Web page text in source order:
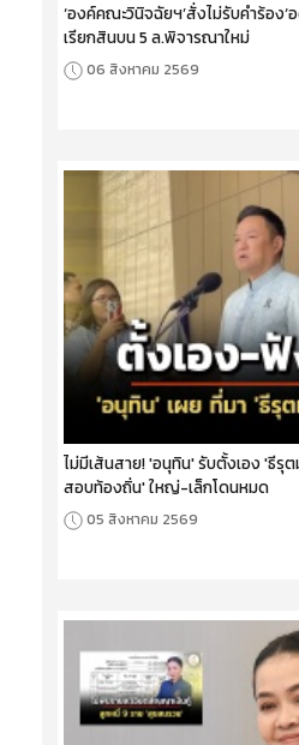
‘องค์คณะวินิจฉัยฯ’สั่งไม่รับคำร้อง
เรียกสินบน 5 ล.พิจารณาใหม่
06 สิงหาคม 2569
ไม่มีเส้นสาย! 'อนุทิน' รับตั้งเอง 'ธีรุ
สอบท้องถิ่น' ใหญ่-เล็กโดนหมด
05 สิงหาคม 2569